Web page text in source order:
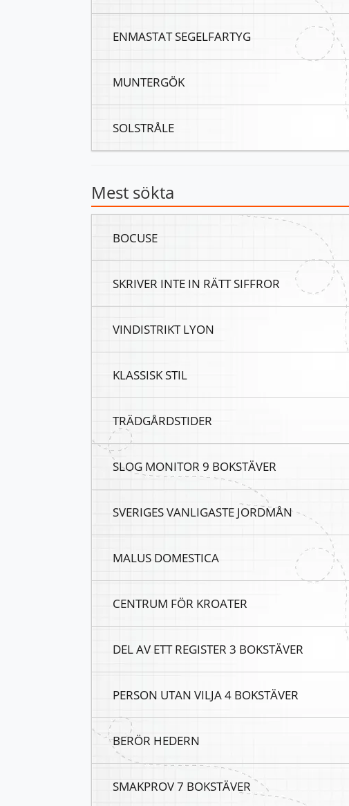
ENMASTAT SEGELFARTYG
MUNTERGÖK
SOLSTRÅLE
Mest sökta
BOCUSE
SKRIVER INTE IN RÄTT SIFFROR
VINDISTRIKT LYON
KLASSISK STIL
TRÄDGÅRDSTIDER
SLOG MONITOR 9 BOKSTÄVER
SVERIGES VANLIGASTE JORDMÅN
MALUS DOMESTICA
CENTRUM FÖR KROATER
DEL AV ETT REGISTER 3 BOKSTÄVER
PERSON UTAN VILJA 4 BOKSTÄVER
BERÖR HEDERN
SMAKPROV 7 BOKSTÄVER